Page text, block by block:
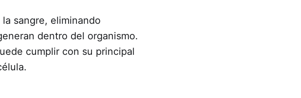
sangre, eliminando
dentro del organismo.
cumplir con su principal